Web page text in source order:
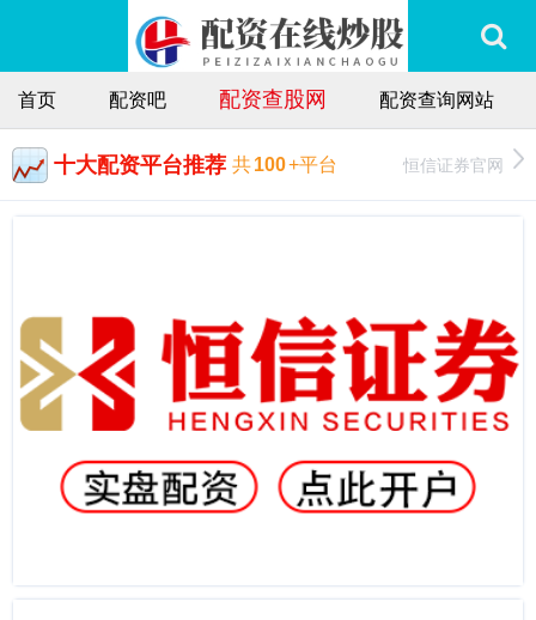
首页 配资吧 配资查股网 配资查询网站
十大配资平台推荐 共100+平台 恒信证券官网